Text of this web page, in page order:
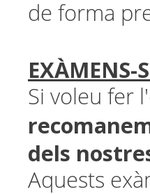
de forma
EXÀMENS-
Si voleu fer
dels
Aquests